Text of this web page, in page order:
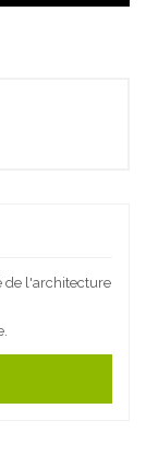
de l'architecture